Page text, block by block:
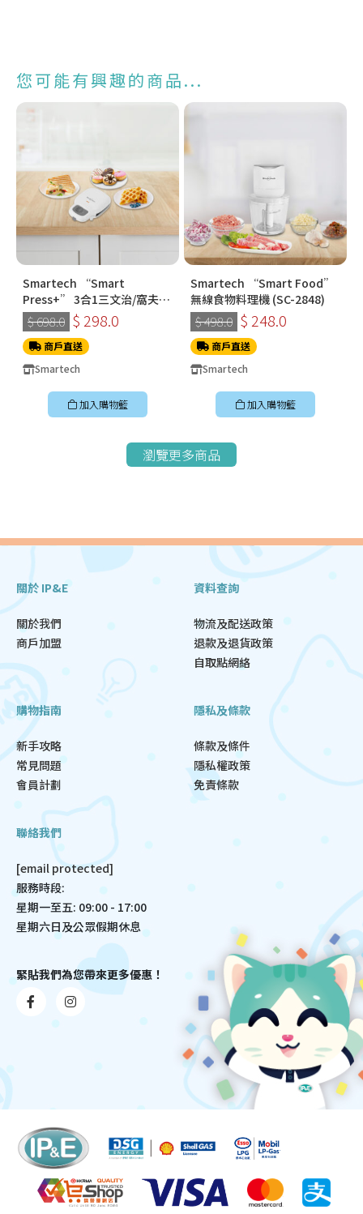
您可能有興趣的商品...
Smartech “Smart
Press+” 3合1三文治/窩夫/
冬甩機 SM-2228
$ 698.0 $ 298.0
商戶直送
Smartech
加入購物籃
Smartech “Smart Food”
無線食物料理機 (SC-2848)
$ 498.0 $ 248.0
商戶直送
Smartech
加入購物籃
瀏覽更多商品
關於 IP&E
關於我們
商戶加盟
資料查詢
物流及配送政策
退款及退貨政策
自取點網絡
購物指南
新手攻略
常見問題
會員計劃
隱私及條款
條款及條件
隱私權政策
免責條款
聯絡我們
[email protected]
服務時段:
星期一至五: 09:00 - 17:00
星期六日及公眾假期休息
緊貼我們為您帶來更多優惠！